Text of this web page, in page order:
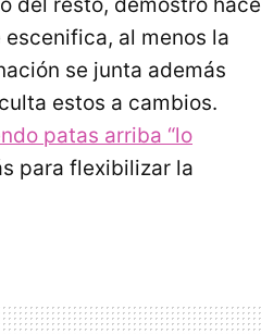
al menos la
se junta además
estos a cambios.
patas arriba “lo
para flexibilizar la